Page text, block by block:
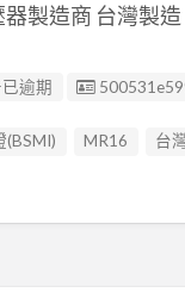
器製造商 台灣製造
逾期 廣告编號
(BSMI) MR16 台